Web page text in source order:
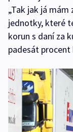
„Tak jak já
jednotky, které
korun s daní za
padesát procent